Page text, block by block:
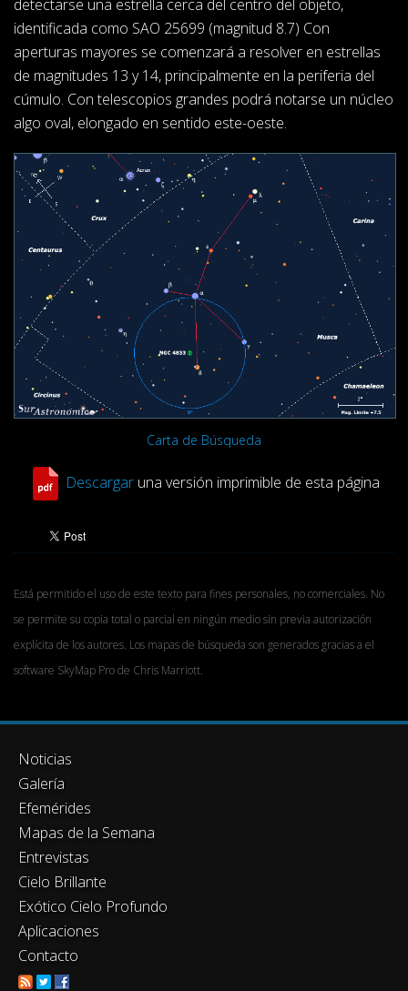
detectarse una estrella cerca del centro del objeto,
identificada como SAO 25699 (magnitud 8.7) Con
aperturas mayores se comenzará a resolver en estrellas
de magnitudes 13 y 14, principalmente en la periferia del
cúmulo. Con telescopios grandes podrá notarse un núcleo
algo oval, elongado en sentido este-oeste.
Carta de Búsqueda
Descargaruna versión imprimible de esta página
Está permitido el uso de este texto para fines personales, no comerciales. No
se permite su copia total o parcial en ningún medio sin previa autorización
explícita de los autores. Los mapas de búsqueda son generados gracias a el
software SkyMap Pro de Chris Marriott.
Noticias
Galería
Efemérides
Mapas de la Semana
Entrevistas
Cielo Brillante
Exótico Cielo Profundo
Aplicaciones
Contacto